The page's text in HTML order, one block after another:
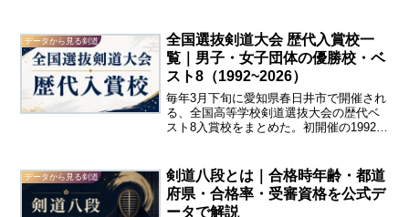
ました。間違いの無いよう注意を払って
表を作成しております...
データから見る剣道
全国選抜剣道大会 歴代入賞校一
覧｜男子・女子団体の優勝校・ベ
スト8（1992~2026）
毎年3月下旬に愛知県春日井市で開催され
る、全国高等学校剣道選抜大会の歴代ベ
スト8入賞校をまとめた。初開催の1992年
計も掲載。高校別、都道府県別の入賞回
数を調べられ...
データから見る剣道
剣道八段とは｜合格時年齢・都道
府県・合格率・受審資格を公式デ
ータで解説